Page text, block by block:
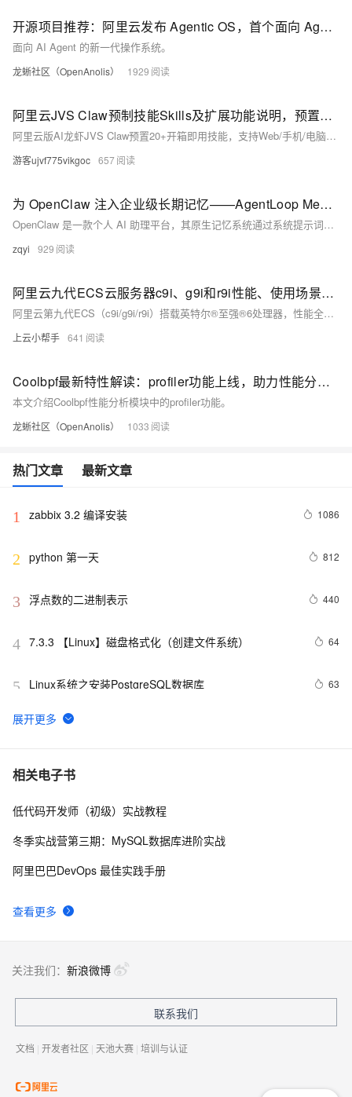
开源项目推荐：阿里云发布 Agentic OS，首个面向 Agent 的操作系统
面向 AI Agent 的新一代操作系统。
龙蜥社区（OpenAnolis） 1929
阿里云JVS Claw预制技能Skills及扩展功能说明，预置20中Skills
阿里云版AI龙虾JVS Claw预置20+开箱即用技能，支持Web/手机/电脑多端部署。其核心亮点是“成长型技能”——可搜索、安装、更新、自定义，并具备智能记忆、问题诊断与技能调用能力，让AI从工具进化为专家。
游客ujvf775vikgoc 657
为 OpenClaw 注入企业级长期记忆——AgentLoop MemoryStore 集成方案
OpenClaw 是一款个人 AI 助理平台，其原生记忆系统通过系统提示词、会话历史和本地 Markdown 记忆文件三层结构，为 Agent 提供基础的跨会话记忆能力。然而，原生系统在记忆提取维度、更新机制、检索精度和运维成本等方面存在明显局限，难以满足企业级场景的高质量个性化需求。 本文介绍如何将 OpenClaw 与阿里云 AgentLoop MemoryStore 集成，以获得更强大的长期记忆能力。AgentLoop MemoryStore 是一款完全托管的企业级 Agent 记忆管理产品，具备多维度记忆提取、智能记忆更新、异步流水线架构和分层检索等特性。
zqyi 929
阿里云九代ECS云服务器c9i、g9i和r9i性能、使用场景及CPU型号全解析
阿里云第九代ECS（c9i/g9i/r9i）搭载英特尔®至强®6处理器，性能全面升级。三款实例核心差异在于CPU:内存配比（1:2/1:4/1:8），分别面向计算密集、通用均衡、内存密集型场景，助力企业精准选型降本增效。（239字）
上云小帮手 641
Coolbpf最新特性解读：profiler功能上线，助力性能分析和优化
本文介绍Coolbpf性能分析模块中的profiler功能。
龙蜥社区（OpenAnolis） 1033
热门文章 最新文章
1 zabbix 3.2 编译安装 1086
2 python 第一天 812
3 浮点数的二进制表示 440
4 7.3.3 【Linux】磁盘格式化（创建文件系统） 64
5 Linux系统之安装PostgreSQL数据库 63
6
开源项目推荐：阿里云发布 Agentic OS，首个面向
7 「龙蜥 Skill 精选推荐」：一句话搞定 PG 集群部署和管
8 M1 macos docker获取x86 x64 amd 等指定架构版本
线的 AI 医生
云，轻松解决数据传输和分享难题
相关电子书
查看更多
低代码开发师（初级）实战教程
冬季实战营第三期：MySQL数据库进阶实战
阿里巴巴DevOps 最佳实践手册
关注我们： 新浪微博
联系我们
文档 | 开发者社区 | 天池大赛 | 培训与认证